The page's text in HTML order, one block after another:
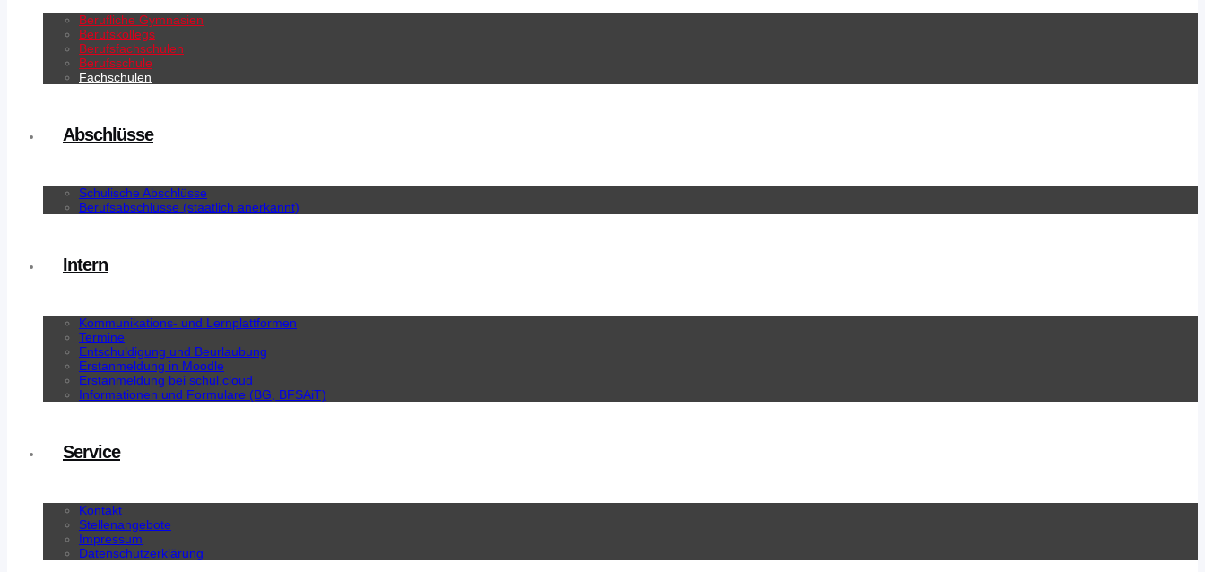
Berufliche Gymnasien
Berufskollegs
Berufsfachschulen
Berufsschule
Fachschulen
Abschlüsse
Schulische Abschlüsse
Berufsabschlüsse (staatlich anerkannt)
Intern
Kommunikations- und Lernplattformen
Termine
Entschuldigung und Beurlaubung
Erstanmeldung in Moodle
Erstanmeldung bei schul.cloud
Informationen und Formulare (BG, BFSAiT)
Service
Kontakt
Stellenangebote
Impressum
Datenschutzerklärung